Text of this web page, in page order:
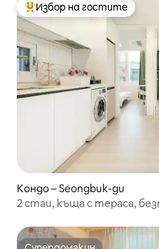
Най-популярен избор на
Избор на гостите
Кондо – Seongbuk-gu
2 стаи, къща с тераса,
минути пеша до метрото,